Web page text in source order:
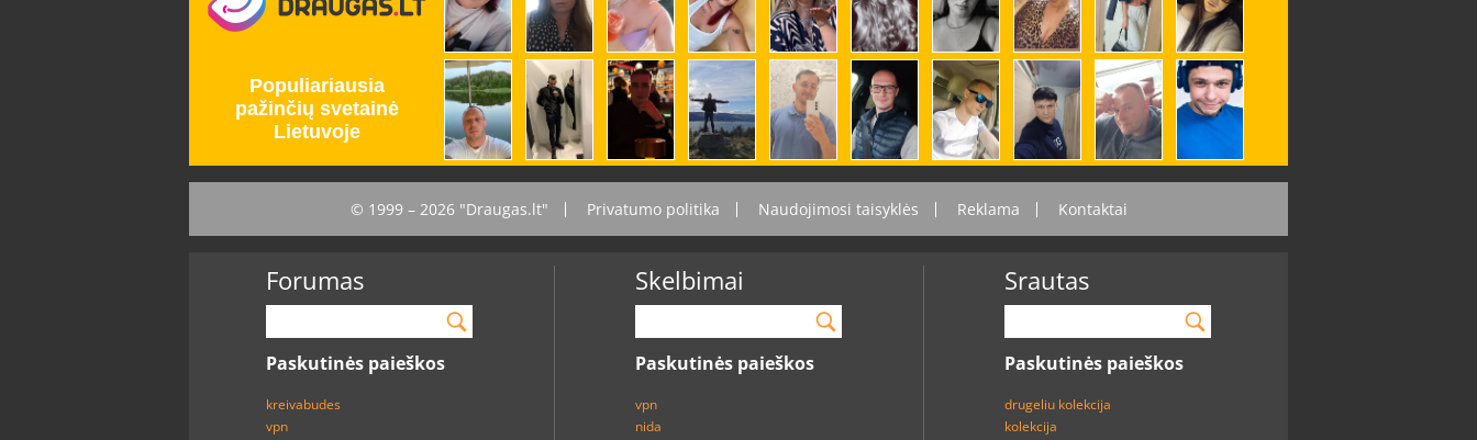
© 1999 – 2026 "Draugas.lt" Privatumo politika Naudojimosi taisyklės Reklama Kontaktai
Forumas
Paskutinės paieškos
kreivabudes
vpn
Skelbimai
Paskutinės paieškos
vpn
nida
Srautas
Paskutinės paieškos
drugeliu kolekcija
kolekcija